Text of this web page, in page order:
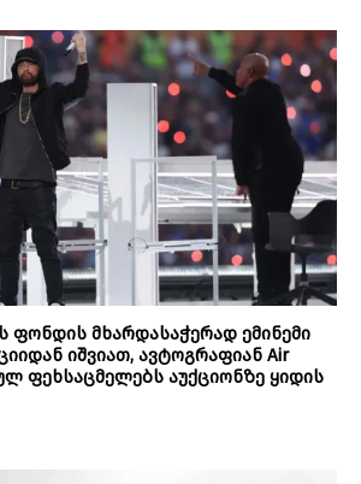
ფონდის მხარდასაჭერად ემინემი
იშვიათ, ავტოგრაფიან Air
ფეხსაცმელებს აუქციონზე ყიდის